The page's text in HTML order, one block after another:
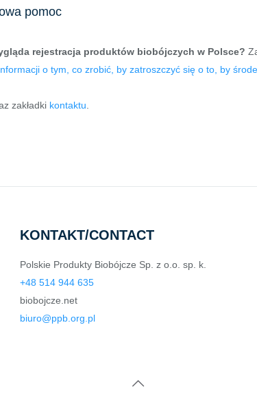
pomoc
rejestracja produktów biobójczych w Polsce?
o tym, co zrobić, by zatroszczyć się o to, by
zakładki kontaktu
KONTAKT/CONTACT
Polskie Produkty Biobójcze Sp. z o.o. sp. k.
+48 514 944 635
biobojcze.net
biuro@ppb.org.pl